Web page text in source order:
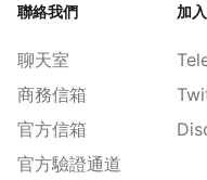
聯絡我們
聊天室
商務信箱
官方信箱
官方驗證通道
加